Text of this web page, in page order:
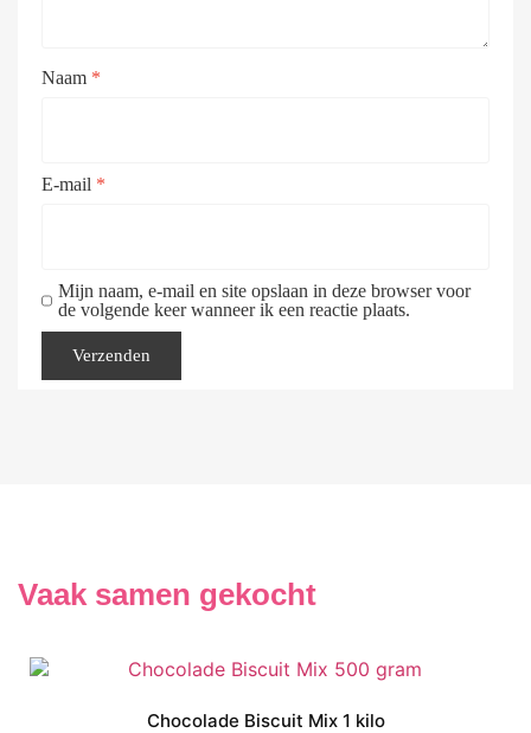
Naam *
E-mail *
Mijn naam, e-mail en site opslaan in deze browser voor
de volgende keer wanneer ik een reactie plaats.
Vaak samen gekocht
Chocolade Biscuit Mix 1 kilo